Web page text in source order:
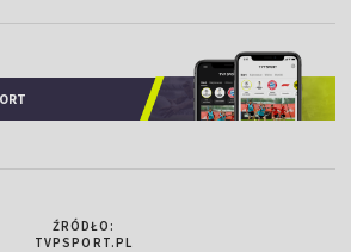
ŹRÓDŁO:
TVPSPORT.PL